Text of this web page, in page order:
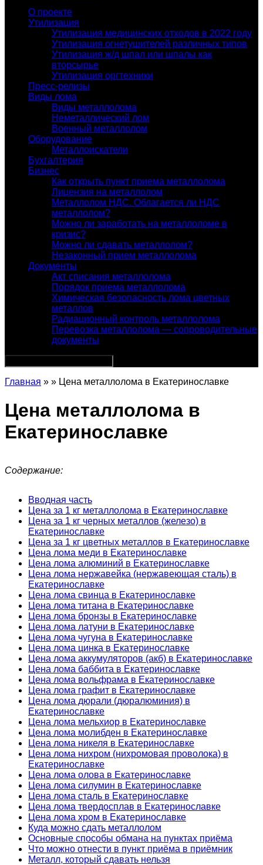
О проекте
Утилизация
Утилизация медицинских отходов в 2022 году
Утилизация огнетушителей различных типов
Утилизация ж/д шпал или шпалы как
вторсырье
Утилизация оргтехники
Пресс-релизы
Виды лома
Виды металлолома
Неметаллический лом
Военный металлолом
Оборудование
Металлоискатели
Бухгалтерия
Бизнес
Как открыть пункт приема металлолома
Лицензия на металлолом
Металлолом НДС. Облагается ли НДС
металлолом?
Можно ли заработать на металлоломе в
кризис?
Можно ли сдавать металлолом?
Незаконный прием металлолома
Документы
Акт списания металлолома
Порядок приема металлолома
Химическая безопасность лома цветных
металлов
Радиационный контроль металлолома
Перевозка металлолома — сопроводительные
документы
Главная » » Цена металлолома в Екатеринославке
Цена металлолома в
Екатеринославке
Содержание:
Вводная часть
Цена за 1 кг металлолома в Екатеринославке
Цена за 1 кг черных металлов (железо) в
Екатеринославке
Цена за 1 кг цветных металлов в Екатеринославке
Цена лома меди в Екатеринославке
Цена лома алюминий в Екатеринославке
Цена лома нержавейка (нержавеющая сталь) в
Екатеринославке
Цена лома свинца в Екатеринославке
Цена лома титана в Екатеринославке
Цена лома бронзы в Екатеринославке
Цена лома латуни в Екатеринославке
Цена лома чугуна в Екатеринославке
Цена лома цинка в Екатеринославке
Цена лома аккумуляторов (акб) в Екатеринославке
Цена лома баббита в Екатеринославке
Цена лома вольфрама в Екатеринославке
Цена лома графит в Екатеринославке
Цена лома дюрали (дюралюминия) в
Екатеринославке
Цена лома мельхиор в Екатеринославке
Цена лома молибден в Екатеринославке
Цена лома никеля в Екатеринославке
Цена лома нихром (нихромовая проволока) в
Екатеринославке
Цена лома олова в Екатеринославке
Цена лома силумин в Екатеринославке
Цена лома сталь в Екатеринославке
Цена лома твердосплав в Екатеринославке
Цена лома хром в Екатеринославке
Куда можно сдать металлолом
Основные способы обмана на пунктах приёма
Что можно отнести в пункт приёма в приёмник
Металл, который сдавать нельзя